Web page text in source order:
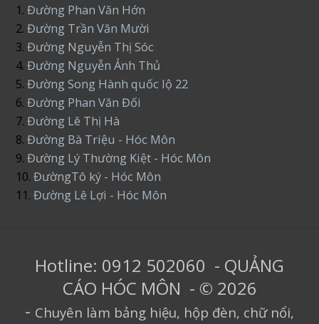
1.Đường Phan Văn Hớn
2.Đường Trần Văn Mười
3.Đường Nguyễn Thị Sóc
4. Đường Nguyễn Ảnh Thủ
5.Đường Song Hành quốc lộ 22
6.Đường Phan Văn Đối
7. Đường Lê Thị Hà
8.Đường Bà Triệu - Hóc Môn
9.Đường Lý Thường Kiệt - Hóc Môn
10.ĐườngTô ký - Hóc Môn
11.Đường Lê Lợi - Hóc Môn
Hotline: 0912 502060 - QUẢNG
CÁO HÓC MÔN - © 2026
- Chuyên làm bảng hiệu, hộp đèn, chữ nổi,